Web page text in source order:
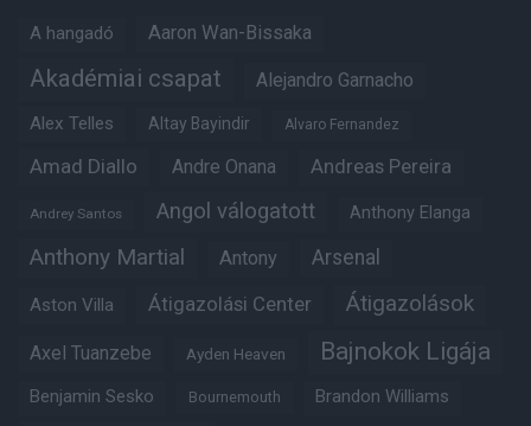
A hangadó Aaron Wan-Bissaka
Akadémiai csapat Alejandro Garnacho
Alex Telles Altay Bayindir Alvaro Fernandez
Amad Diallo Andre Onana Andreas Pereira
Andrey Santos Angol válogatott Anthony Elanga
Anthony Martial Antony Arsenal
Aston Villa Átigazolási Center Átigazolások
Axel Tuanzebe Ayden Heaven Bajnokok Ligája
Benjamin Sesko Bournemouth Brandon Williams